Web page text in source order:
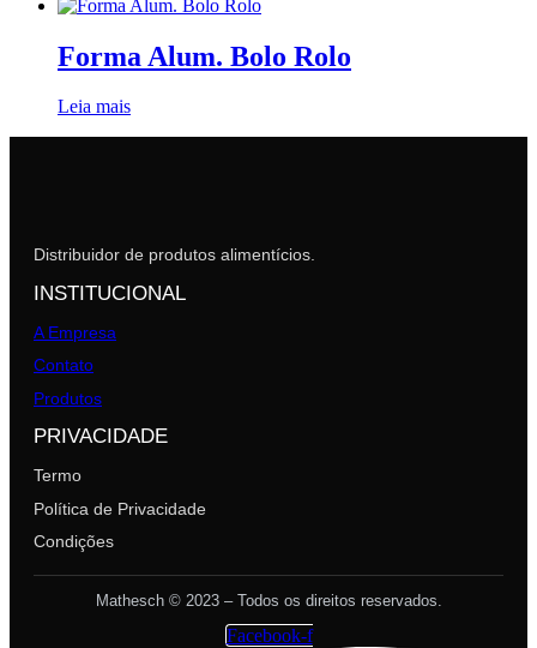
Forma Alum. Bolo Rolo
Leia mais
Distribuidor de produtos alimentícios.
INSTITUCIONAL
A Empresa
Contato
Produtos
PRIVACIDADE
Termo
Política de Privacidade
Condições
Mathesch © 2023 – Todos os direitos reservados.
Facebook-f